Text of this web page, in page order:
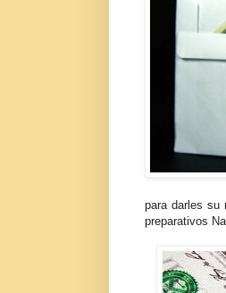
para darles su
preparativos